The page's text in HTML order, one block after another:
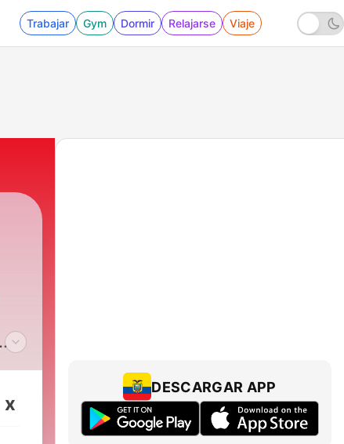
Trabajar Gym Dormir Relajarse Viaje
x
DESCARGAR APP